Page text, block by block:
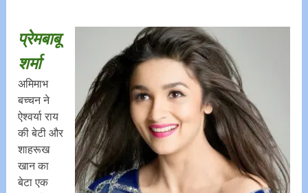
प्रेमबाबू
शर्मा
अमिमाभ
बच्चन ने
ऐश्वर्या राय
की बेटी और
शाहरूख
खान का
बेटा एक